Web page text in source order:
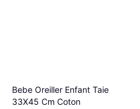
Bebe Oreiller Enfant Taie
33X45 Cm Coton